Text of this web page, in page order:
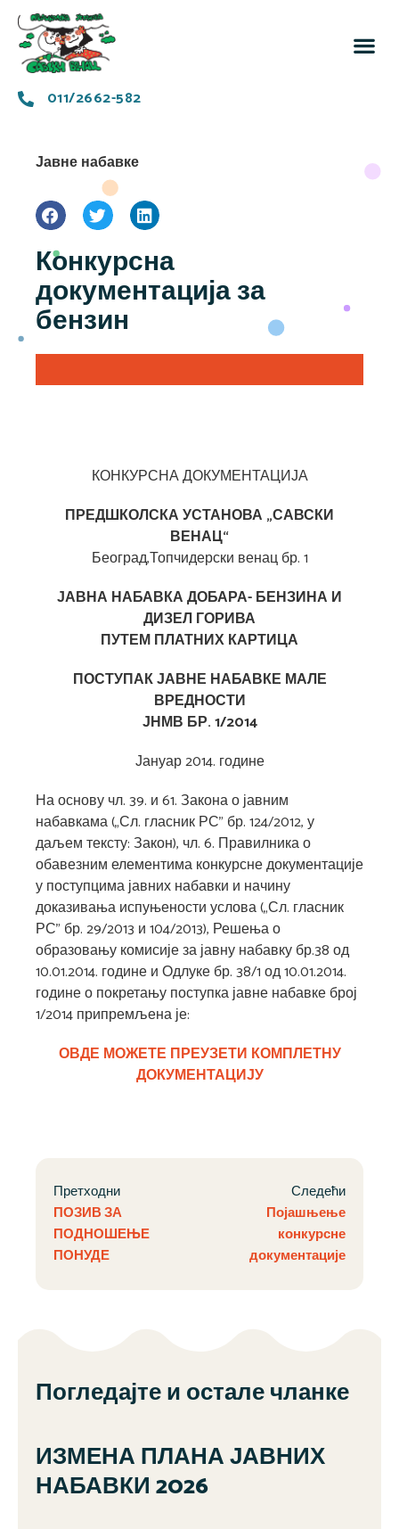
011/2662-582
Јавне набавке
Конкурсна
документација за
бензин
КОНКУРСНА ДОКУМЕНТАЦИЈА
ПРЕДШКОЛСКА УСТАНОВА „САВСКИ
ВЕНАЦ“
Београд,Топчидерски венац бр. 1
ЈАВНА НАБАВКА ДОБАРА- БЕНЗИНА И
ДИЗЕЛ ГОРИВА
ПУТЕМ ПЛАТНИХ КАРТИЦА
ПОСТУПАК ЈАВНЕ НАБАВКЕ МАЛЕ
ВРЕДНОСТИ
ЈНМВ БР. 1/2014
Јануар 2014. године
На основу чл. 39. и 61. Закона о јавним
набавкама („Сл. гласник РС” бр. 124/2012, у
даљем тексту: Закон), чл. 6. Правилника о
обавезним елементима конкурсне документације
у поступцима јавних набавки и начину
доказивања испуњености услова („Сл. гласник
РС” бр. 29/2013 и 104/2013), Решења о
образовању комисије за јавну набавку бр.38 од
10.01.2014. године и Одлуке бр. 38/1 од 10.01.2014.
године о покретању поступка јавне набавке број
1/2014 припремљена је:
ОВДЕ МОЖЕТЕ ПРЕУЗЕТИ КОМПЛЕТНУ
ДОКУМЕНТАЦИЈУ
Претходни
ПОЗИВ ЗА
ПОДНОШЕЊЕ
ПОНУДЕ
Следећи
Појашњење
конкурсне
документације
Погледајте и остале чланке
ИЗМЕНА ПЛАНА ЈАВНИХ
НАБАВКИ 2026